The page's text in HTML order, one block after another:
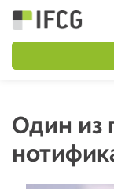
Один из